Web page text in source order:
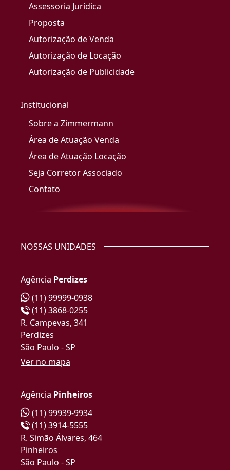
Assessoria Jurídica
Proposta
Autorização de Venda
Autorização de Locação
Autorização de Publicidade
Institucional
Sobre a Zimmermann
Área de Atuação Venda
Área de Atuação Locação
Seja Corretor Associado
Contato
NOSSAS UNIDADES
Agência Perdizes
(11) 99999-0938
(11) 3868-0255
R. Campevas, 341
Perdizes
São Paulo - SP
Ver no mapa
Agência Pinheiros
(11) 99939-9934
(11) 3914-5555
R. Simão Álvares, 464
Pinheiros
São Paulo - SP